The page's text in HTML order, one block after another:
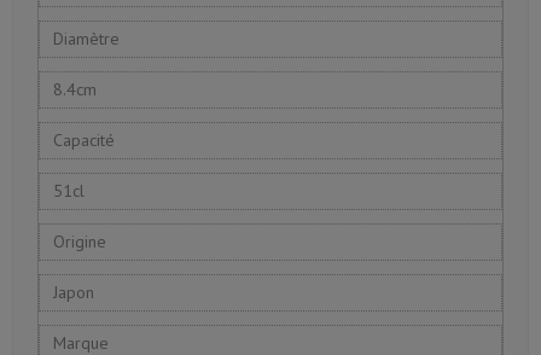
Diamètre
8.4cm
Capacité
51cl
Origine
Japon
Marque